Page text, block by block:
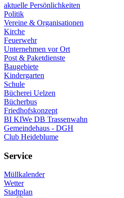
aktuelle Persönlichkeiten
Politik
Vereine & Organisationen
Kirche
Feuerwehr
Unternehmen vor Ort
Post & Paketdienste
Baugebiete
Kindergarten
Schule
Bücherei Uelzen
Bücherbus
Friedhofskonzept
BI KIWe DB Trassenwahn
Gemeindehaus - DGH
Club Heideblume
Service
Müllkalender
Wetter
Stadtplan